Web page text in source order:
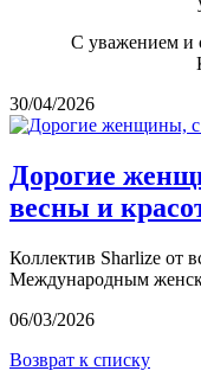
С уважением и
30/04/2026
Дорогие
весны и
Коллектив Sharlize от
Международным
06/03/2026
Возврат к списку